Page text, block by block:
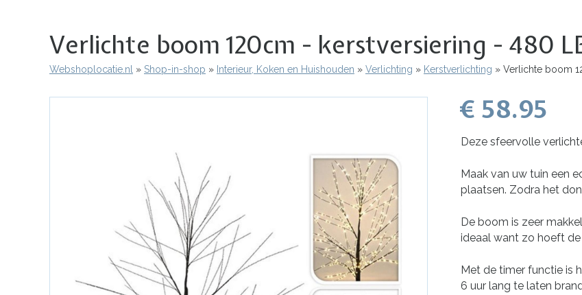
Verlichte boom 120cm - kerstversiering - 480
Kruimelpad
Webshoplocatie.nl Shop-in-shop Interieur, Koken en Huishouden Verlichting Kerstverlichting Verlichte boom
€ 58.95
Deze sfeervolle
Maak van uw tuin een
plaatsen. Zodra het
De boom is zeer
ideaal want zo hoeft
Met de timer functie is
6 uur lang te laten